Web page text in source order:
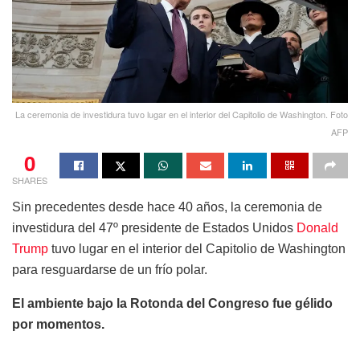
La ceremonia de investidura tuvo lugar en el interior del Capitolio de Washington. Foto
AFP
0
SHARES
Sin precedentes desde hace 40 años, la ceremonia de
investidura del 47º presidente de Estados Unidos Donald
Trump tuvo lugar en el interior del Capitolio de Washington
para resguardarse de un frío polar.
El ambiente bajo la Rotonda del Congreso fue gélido
por momentos.